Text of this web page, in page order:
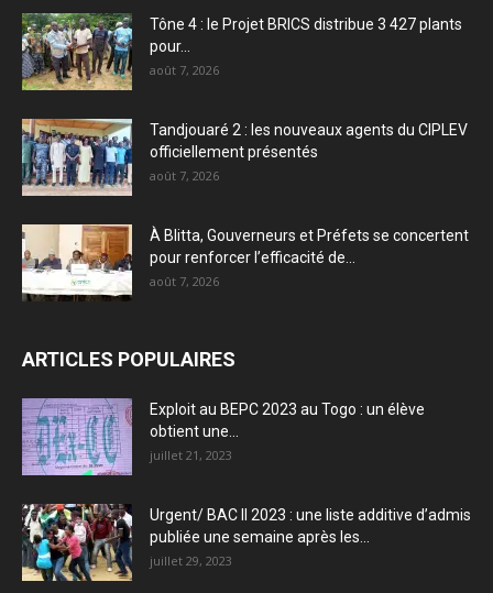
Tône 4 : le Projet BRICS distribue 3 427 plants
pour...
août 7, 2026
Tandjouaré 2 : les nouveaux agents du CIPLEV
officiellement présentés
août 7, 2026
À Blitta, Gouverneurs et Préfets se concertent
pour renforcer l’efficacité de...
août 7, 2026
ARTICLES POPULAIRES
Exploit au BEPC 2023 au Togo : un élève
obtient une...
juillet 21, 2023
Urgent/ BAC II 2023 : une liste additive d’admis
publiée une semaine après les...
juillet 29, 2023